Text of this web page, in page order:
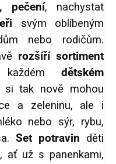
pečení, nachystat
svým oblíbeným
nebo rodičům.
rozšíří sortiment
dětském
si tak nově mohou
a zeleninu, ale i
nebo sýr, rybu,
Set potravin děti
ať už s panenkami,